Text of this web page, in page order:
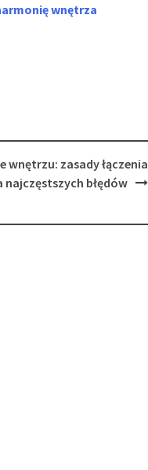
wnętrza
wnętrzu: zasady łączenia
najczęstszych błędów